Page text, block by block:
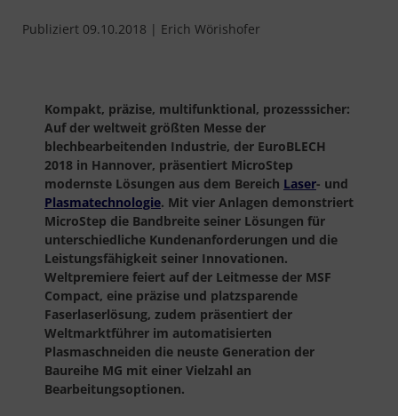
Publiziert 09.10.2018 | Erich Wörishofer
Kompakt, präzise, multifunktional, prozesssicher:
Auf der weltweit größten Messe der
blechbearbeitenden Industrie, der EuroBLECH
2018 in Hannover, präsentiert MicroStep
modernste Lösungen aus dem Bereich Laser- und
Plasmatechnologie. Mit vier Anlagen demonstriert
MicroStep die Bandbreite seiner Lösungen für
unterschiedliche Kundenanforderungen und die
Leistungsfähigkeit seiner Innovationen.
Weltpremiere feiert auf der Leitmesse der MSF
Compact, eine präzise und platzsparende
Faserlaserlösung, zudem präsentiert der
Weltmarktführer im automatisierten
Plasmaschneiden die neuste Generation der
Baureihe MG mit einer Vielzahl an
Bearbeitungsoptionen.